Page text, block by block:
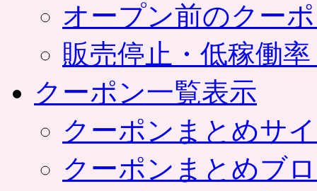
オープン前のクー
販売停止・低稼働
クーポン一覧表示
クーポンまとめサ
クーポンまとめブ